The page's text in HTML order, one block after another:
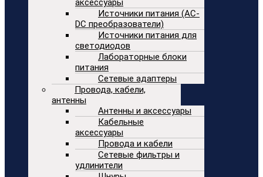
аксессуары
Источники питания (AC-
DC преобразователи)
Источники питания для
светодиодов
Лабораторные блоки
питания
Сетевые адаптеры
Провода, кабели,
антенны
Антенны и аксессуары
Кабельные
аксессуары
Провода и кабели
Сетевые фильтры и
удлинители